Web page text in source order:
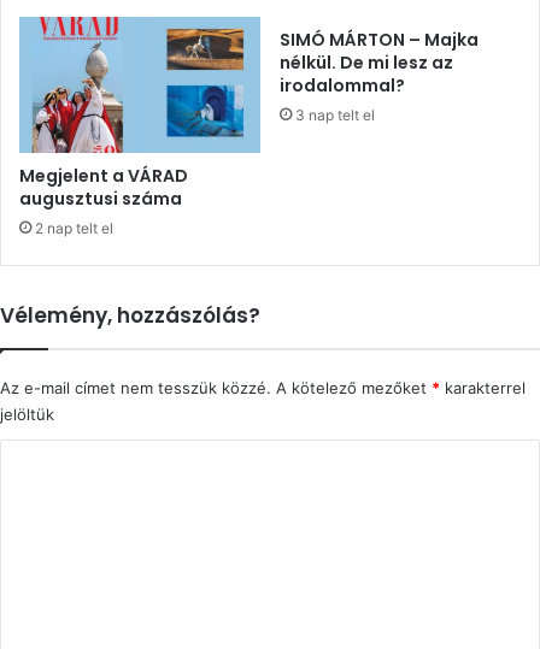
Megjelent a VÁRAD
augusztusi száma
2 nap telt el
SIMÓ MÁRTON – Majka
nélkül. De mi lesz az
irodalommal?
3 nap telt el
Vélemény, hozzászólás?
Az e-mail címet nem tesszük közzé. A kötelező mezőket * karakterrel
jelöltük